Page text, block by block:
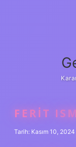
FERIT
Tarih: Kasım 10, 2024